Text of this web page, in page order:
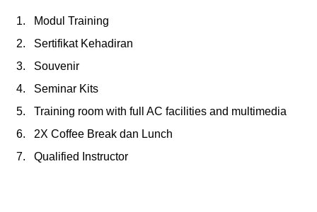
Modul Training
Sertifikat Kehadiran
Souvenir
Seminar Kits
Training room with full AC facilities and multimedia
2X Coffee Break dan Lunch
Qualified Instructor